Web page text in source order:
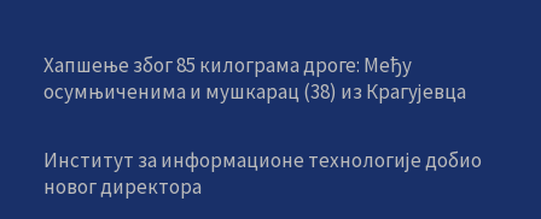
Хапшење због 85 килограма дроге: Међу
осумњиченима и мушкарац (38) из Крагујевца
Институт за информационе технологије добио
новог директора